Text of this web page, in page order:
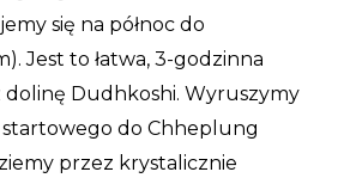
się na północ do
Jest to łatwa, 3-godzinna
Dudhkoshi. Wyruszymy
startowego do Chheplung
przez krystalicznie